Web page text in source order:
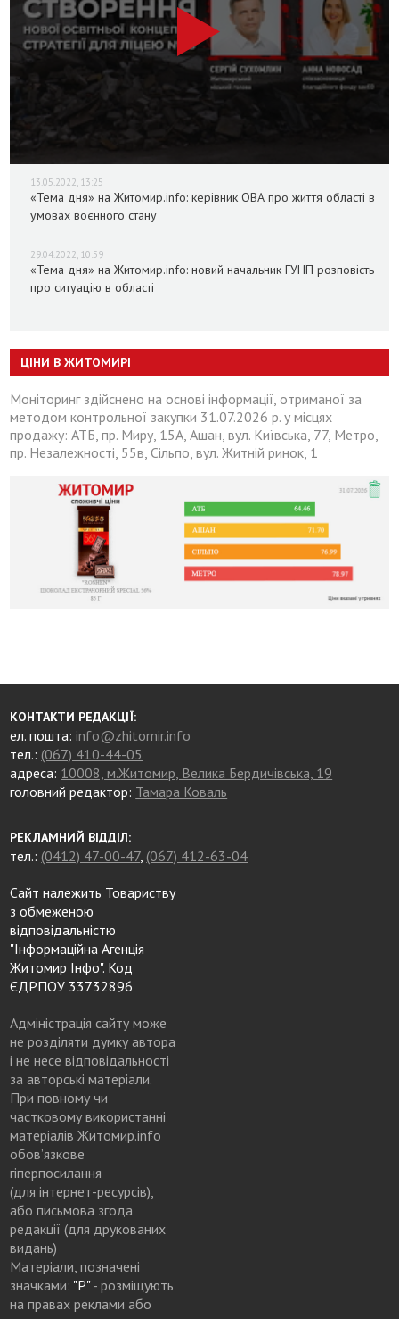
13.05.2022, 13:25
«Тема дня» на Житомир.info: керівник ОВА про життя області в
умовах воєнного стану
29.04.2022, 10:59
«Тема дня» на Житомир.info: новий начальник ГУНП розповість
про ситуацію в області
ЦІНИ В ЖИТОМИРІ
Моніторинг здійснено на основі інформації, отриманої за
методом контрольної закупки 31.07.2026 р. у місцях
продажу: АТБ, пр. Миру, 15А, Ашан, вул. Київська, 77, Метро,
пр. Незалежності, 55в, Сільпо, вул. Житній ринок, 1
КОНТАКТИ РЕДАКЦІЇ:
ел. пошта:info@zhitomir.info
тел.: (067) 410-44-05
адреса: 10008, м.Житомир, Велика Бердичівська, 19
головний редактор: Тамара Коваль
РЕКЛАМНИЙ ВІДДІЛ:
тел.: (0412) 47-00-47, (067) 412-63-04
Сайт належить Товариству
з обмеженою
відповідальністю
"Інформаційна Агенція
Житомир Інфо". Код
ЄДРПОУ 33732896
Адміністрація сайту може
не розділяти думку автора
і не несе відповідальності
за авторські матеріали.
При повному чи
частковому використанні
матеріалів Житомир.info
обов’язкове
гіперпосилання
(для інтернет-ресурсів),
або письмова згода
редакції (для друкованих
видань)
Матеріали, позначені
значками: "Р"- розміщують
на правах реклами або